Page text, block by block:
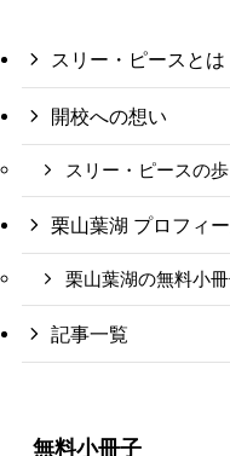
スリー・ピースとは
開校への想い
スリー・ピースの
栗山葉湖 プロフィ
栗山葉湖の無料小
記事一覧
無料小冊子